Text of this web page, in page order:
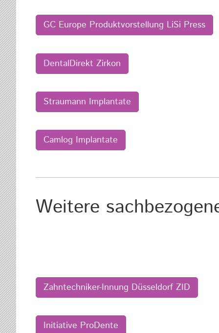
GC Europe Produktvorstellung LiSi Press
DentalDirekt Zirkon
Straumann Implantate
Camlog Implantate
Weitere
Zahntechniker-Innung Düsseldorf ZID
Initiative ProDente